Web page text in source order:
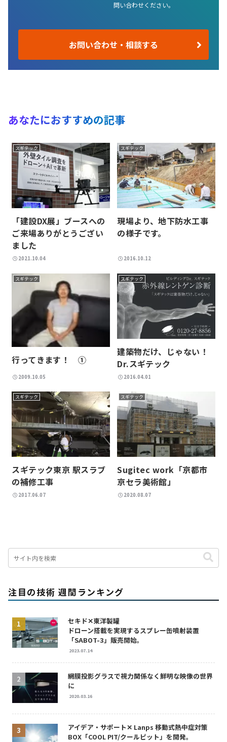
問い合わせください。
お問い合わせ・相談する
あなたにおすすめの記事
スギテック
「建設DX展」ブースへの
ご来場ありがとうござい
ました
2021.10.04
スギテック
現場より、地下防水工事
の様子です。
2016.10.12
スギテック
行ってきます！ ①
2009.10.05
スギテック
建築物だけ、じゃない！
Dr.スギテック
2016.04.01
スギテック
スギテック東京 駅スラブ
の補修工事
2017.06.07
スギテック
Sugitec work「京都市
京セラ美術館」
2020.08.07
注目の技術 週間ランキング
セキド✕東洋製罐
ドローン搭載を実現するスプレー缶噴射装置
「SABOT-3」販売開始。
2023.07.14
網膜投影グラスで視力関係なく鮮明な映像の世界
に
2020.03.16
アイデア・サポート✕ Lanps 移動式熱中症対策
BOX「COOL PIT/クールピット」を開発。